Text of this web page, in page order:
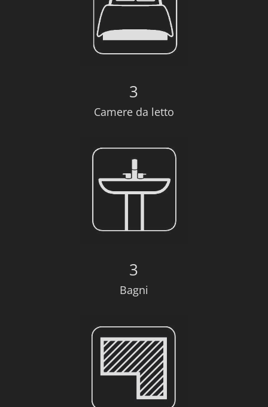
3
Camere da letto
3
Bagni